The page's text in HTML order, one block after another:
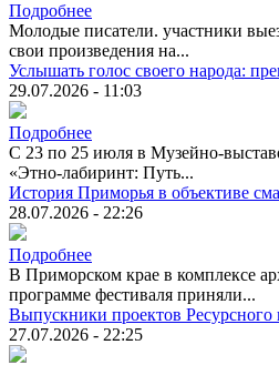
Подробнее
Молодые писатели. участники
свои произведения на...
Услышать голос своего народа:
29.07.2026 - 11:03
Подробнее
С 23 по 25 июля в Музейно-
«Этно-лабиринт: Путь...
История Приморья в объективе
28.07.2026 - 22:26
Подробнее
В Приморском крае в комплексе
программе фестиваля приняли...
Выпускники проектов Ресурсного
27.07.2026 - 22:25